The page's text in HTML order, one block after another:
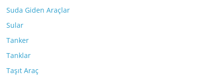
Suda Giden Araçlar
Sular
Tanker
Tanklar
Taşıt Araç